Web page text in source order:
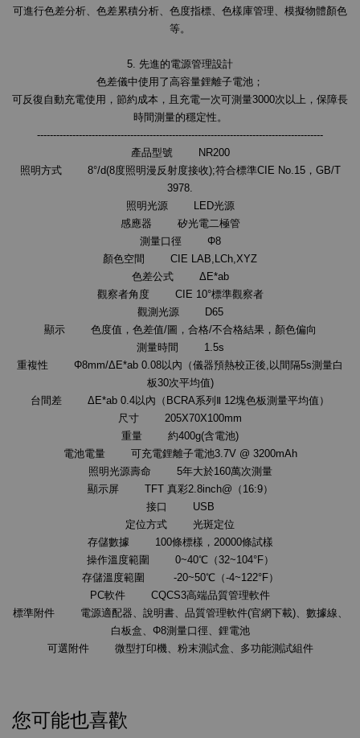
可進行色差分析、色差累積分析、色度指標、色樣庫管理、模擬物體顏色
等。
5. 先進的電源管理設計
色差儀中使用了高容量鋰離子電池；
可反復自動充電使用，節約成本，且充電一次可測量3000次以上，保障長
時間測量的穩定性。
-----------------------------------------------------------------------------------------
產品型號 NR200
照明方式 8°/d(8度照明漫反射度接收);符合標準CIE No.15，GB/T
3978.
照明光源 LED光源
感應器 矽光電二極管
測量口徑 Φ8
顏色空間 CIE LAB,LCh,XYZ
色差公式 ΔE*ab
觀察者角度 CIE 10°標準觀察者
觀測光源 D65
顯示 色度值，色差值/圖，合格/不合格結果，顏色偏向
測量時間 1.5s
重複性 Φ8mm/ΔE*ab 0.08以內（儀器預熱校正後,以間隔5s測量白
板30次平均值)
台間差 ΔE*ab 0.4以內（BCRA系列Ⅱ 12塊色板測量平均值）
尺寸 205X70X100mm
重量 約400g(含電池)
電池電量 可充電鋰離子電池3.7V @ 3200mAh
照明光源壽命 5年大於160萬次測量
顯示屏 TFT 真彩2.8inch@（16:9）
接口 USB
定位方式 光斑定位
存儲數據 100條標樣，20000條試樣
操作溫度範圍 0~40℃（32~104°F）
存儲溫度範圍 -20~50℃（-4~122°F）
PC軟件 CQCS3高端品質管理軟件
標準附件 電源適配器、說明書、品質管理軟件(官網下載)、數據線、
白板盒、Φ8測量口徑、鋰電池
可選附件 微型打印機、粉末測試盒、多功能測試組件
您可能也喜歡